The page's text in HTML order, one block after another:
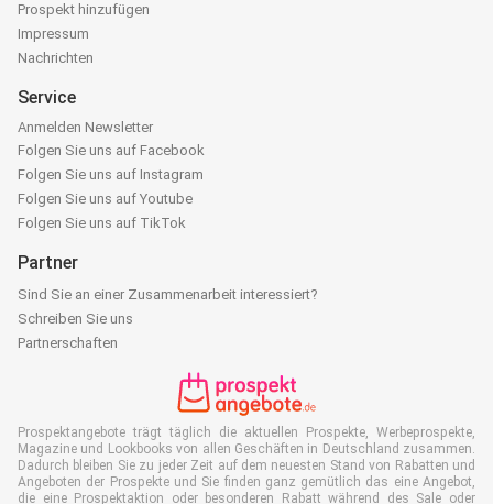
Prospekt hinzufügen
Impressum
Nachrichten
Service
Anmelden Newsletter
Folgen Sie uns auf Facebook
Folgen Sie uns auf Instagram
Folgen Sie uns auf Youtube
Folgen Sie uns auf TikTok
Partner
Sind Sie an einer Zusammenarbeit interessiert?
Schreiben Sie uns
Partnerschaften
Prospektangebote trägt täglich die aktuellen Prospekte, Werbeprospekte,
Magazine und Lookbooks von allen Geschäften in Deutschland zusammen.
Dadurch bleiben Sie zu jeder Zeit auf dem neuesten Stand von Rabatten und
Angeboten der Prospekte und Sie finden ganz gemütlich das eine Angebot,
die eine Prospektaktion oder besonderen Rabatt während des Sale oder